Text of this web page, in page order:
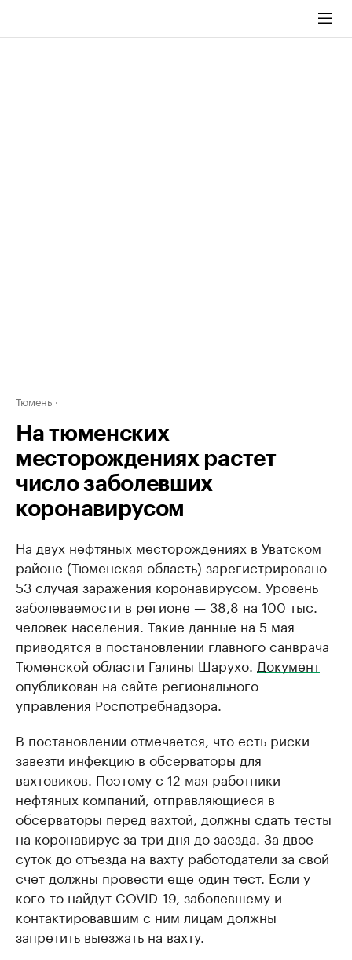
Тюмень
На тюменских
месторождениях растет
число заболевших
коронавирусом
На двух нефтяных месторождениях в Уватском
районе (Тюменская область) зарегистрировано
53 случая заражения коронавирусом. Уровень
заболеваемости в регионе — 38,8 на 100 тыс.
человек населения. Такие данные на 5 мая
приводятся в постановлении главного санврача
Тюменской области Галины Шарухо. Документ
опубликован на сайте регионального
управления Роспотребнадзора.
В постановлении отмечается, что есть риски
завезти инфекцию в обсерваторы для
вахтовиков. Поэтому с 12 мая работники
нефтяных компаний, отправляющиеся в
обсерваторы перед вахтой, должны сдать тесты
на коронавирус за три дня до заезда. За двое
суток до отъезда на вахту работодатели за свой
счет должны провести еще один тест. Если у
кого-то найдут COVID-19, заболевшему и
контактировавшим с ним лицам должны
запретить выезжать на вахту.